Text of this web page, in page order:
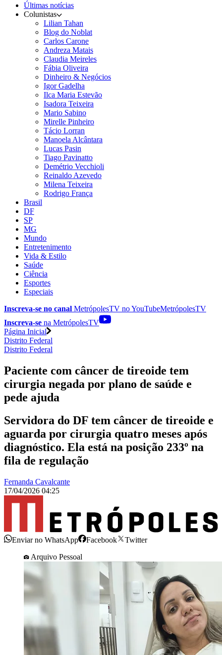
Últimas notícias
Colunistas
Lilian Tahan
Blog do Noblat
Carlos Carone
Andreza Matais
Claudia Meireles
Fábia Oliveira
Dinheiro & Negócios
Igor Gadelha
Ilca Maria Estevão
Isadora Teixeira
Mario Sabino
Mirelle Pinheiro
Tácio Lorran
Manoela Alcântara
Lucas Pasin
Tiago Pavinatto
Demétrio Vecchioli
Reinaldo Azevedo
Milena Teixeira
Rodrigo França
Brasil
DF
SP
MG
Mundo
Entretenimento
Vida & Estilo
Saúde
Ciência
Esportes
Especiais
Inscreva-se no canal MetrópolesTV noYouTubeMetrópolesTV
Inscreva-se na MetrópolesTV
Página Inicial
Distrito Federal
Distrito Federal
Paciente com câncer de tireoide tem
cirurgia negada por plano de saúde e
pede ajuda
Servidora do DF tem câncer de tireoide e
aguarda por cirurgia quatro meses após
diagnóstico. Ela está na posição 233º na
fila de regulação
Fernanda Cavalcante
17/04/2026 04:25
Enviar no WhatsApp Facebook
Twitter
Arquivo Pessoal